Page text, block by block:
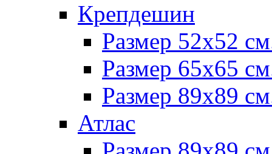
Крепдешин
Размер 52х52
Размер 65х65
Размер 89х89
Атлас